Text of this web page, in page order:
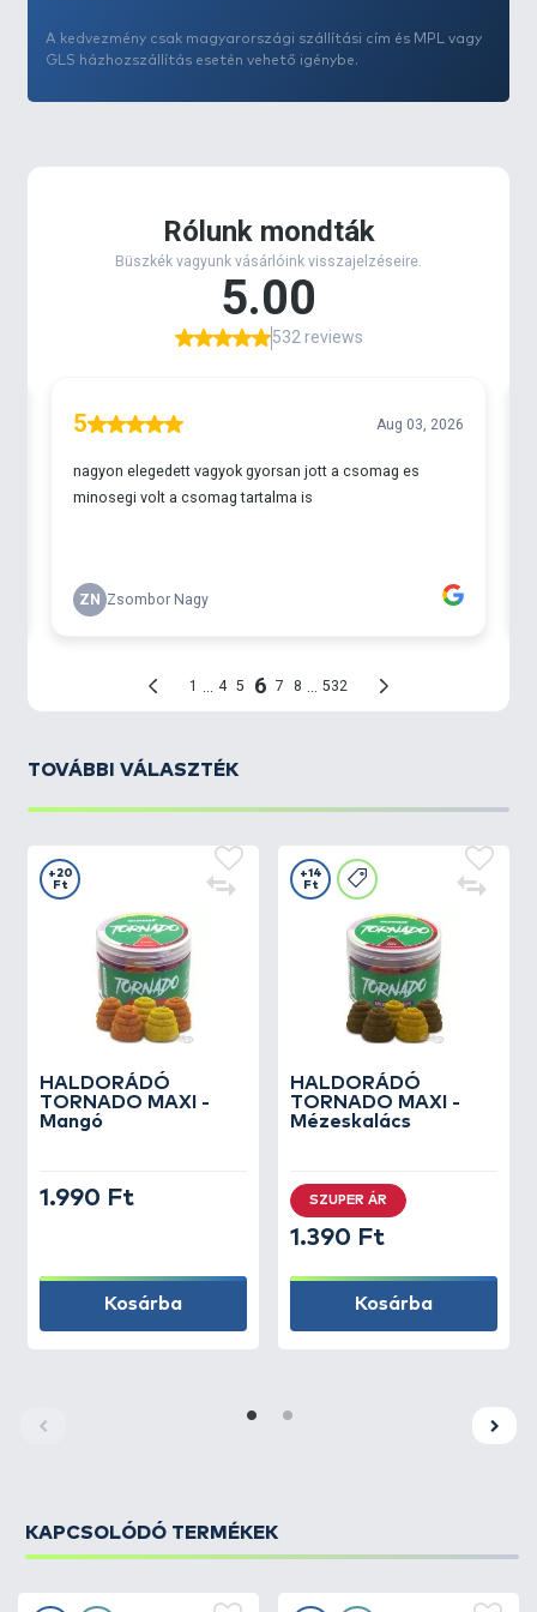
citromsárga és barna, a
fehér és sárga, a Puncs & Mentarózsaszín és sárga,
míg a Tintahal & Baracknarancs és rózsaszín, a
A kedvezmény csak magyarországi szállítási cím és MPL vagy
GLS házhozszállítás esetén vehető igénybe.
TOVÁBBI VÁLASZTÉK
HALDORÁDÓ
TORNADO MAXI -
Mangó
+20
Ft
1.990 Ft
Kosárba
HALDORÁDÓ
TORNADO MAXI -
Mézeskalács
+14
Ft
SZUPER ÁR
1.390 Ft
Kosárba
KAPCSOLÓDÓ TERMÉKEK